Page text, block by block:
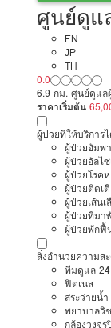
ศูนย์ดูแ
ทรีท เร
EN
JP
TH
0.0
6.9 กม. ศูนย์ดูแล
ราคาเริ่มต้น
ผู้ป่วยที่ให้บริการ
ผู้ป่วยอัมพ
ผู้ป่วยอัลไ
ผู้ป่วยโรค
ผู้ป่วยติดเ
ผู้ป่วยเส้น
ผู้ป่วยที่มา
ผู้ป่วยพักฟื้
สิ่งอำนวยความส
ทีมดูแล
ฟิตเนส
สระว่ายน้ำ
พยาบาลวิ
กล้องวงจร